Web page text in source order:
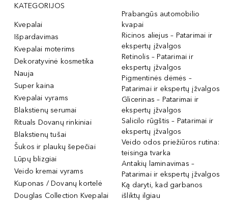
KATEGORIJOS
Kvepalai
Išpardavimas
Kvepalai moterims
Dekoratyvinė kosmetika
Nauja
Super kaina
Kvepalai vyrams
Blakstienų serumai
Rituals Dovanų rinkiniai
Blakstienų tušai
Šukos ir plaukų šepečiai
Lūpų blizgiai
Veido kremai vyrams
Kuponas / Dovanų kortelė
Douglas Collection Kvepalai
Prabangūs automobilio
kvapai
Ricinos aliejus – Patarimai ir
ekspertų įžvalgos
Retinolis – Patarimai ir
ekspertų įžvalgos
Pigmentinės dėmės –
Patarimai ir ekspertų įžvalgos
Glicerinas – Patarimai ir
ekspertų įžvalgos
Salicilo rūgštis – Patarimai ir
ekspertų įžvalgos
Veido odos priežiūros rutina:
teisinga tvarka
Antakių laminavimas –
Patarimai ir ekspertų įžvalgos
Ką daryti, kad garbanos
išliktų ilgiau